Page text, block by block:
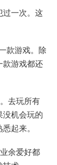
过一次。这
款游戏。除
款游戏都还
去玩所有
没机会玩的
起来。
余爱好都